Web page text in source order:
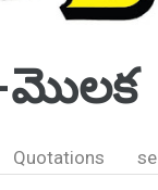
మొలక
Quotations se